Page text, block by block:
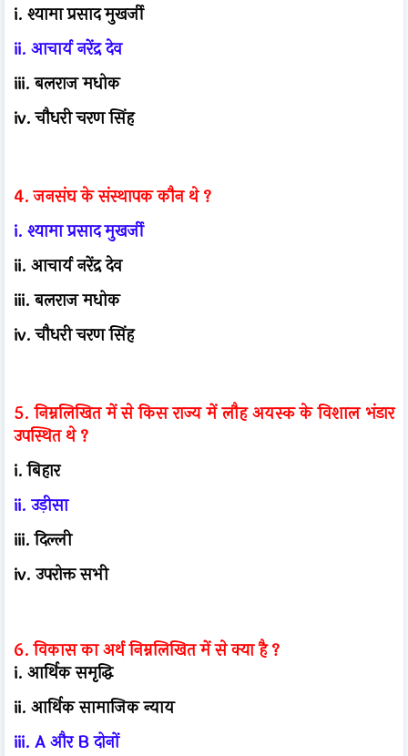
i. श्यामा प्रसाद मुखर्जी
ii. आचार्य नरेंद्र देव
iii. बलराज मधोक
iv. चौधरी चरण सिंह
4. जनसंघ के संस्थापक कौन थे ?
i. श्यामा प्रसाद मुखर्जी
ii. आचार्य नरेंद्र देव
iii. बलराज मधोक
iv. चौधरी चरण सिंह
5. निम्नलिखित में से किस राज्य में लौह अयस्क के विशाल भंडार
उपस्थित थे ?
i. बिहार
ii. उड़ीसा
iii. दिल्ली
iv. उपरोक्त सभी
6. विकास का अर्थ निम्नलिखित में से क्या है ?
i. आर्थिक समृद्धि
ii. आर्थिक सामाजिक न्याय
iii. A और B दोनों